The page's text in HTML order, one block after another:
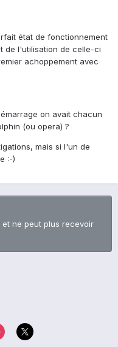
état de fonctionnement
de l'utilisation de celle-ci
achoppement avec
on avait chacun
(ou opera) ?
mais si l'un de
:-)
ne peut plus recevoir